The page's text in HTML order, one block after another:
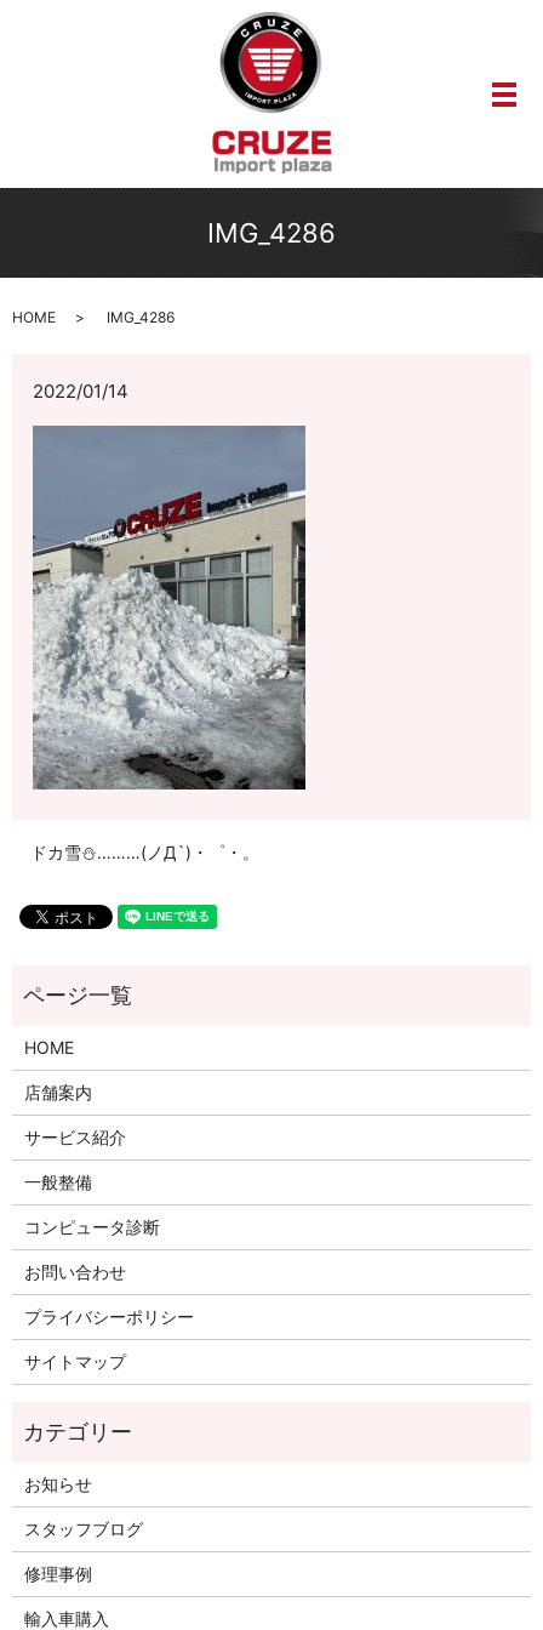
メ
IMG_4286
HOME IMG_4286
2022/01/14
ドカ雪⛄………(ノД`)・゜・。
HOME
店舗案内
サービス紹介
一般整備
コンピュータ診断
お問い合わせ
プライバシーポリシー
サイトマップ
お知らせ
スタッフブログ
修理事例
輸入車購入